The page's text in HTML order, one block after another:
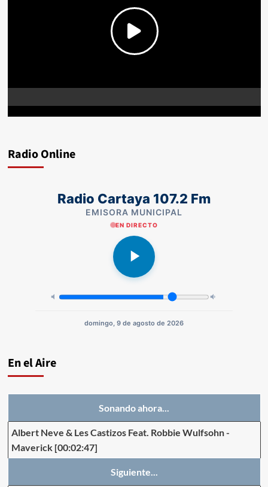
Radio Online
Radio Cartaya 107.2 Fm
EMISORA MUNICIPAL
EN DIRECTO
domingo, 9 de agosto de 2026
En el Aire
Sonando ahora...
Albert Neve & Les Castizos Feat. Robbie Wulfsohn-
Maverick [00:02:47]
Siguiente...